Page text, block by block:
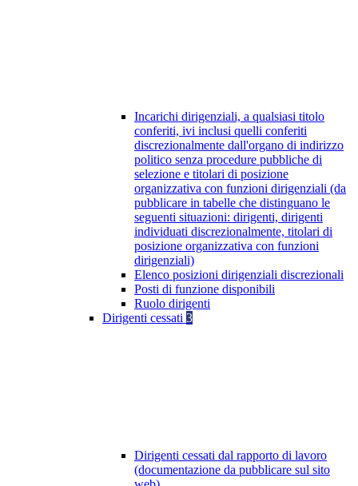
Incarichi dirigenziali, a qualsiasi titolo
conferiti, ivi inclusi quelli conferiti
discrezionalmente dall'organo di indirizzo
politico senza procedure pubbliche di
selezione e titolari di posizione
organizzativa con funzioni dirigenziali (da
pubblicare in tabelle che distinguano le
seguenti situazioni: dirigenti, dirigenti
individuati discrezionalmente, titolari di
posizione organizzativa con funzioni
dirigenziali)
Elenco posizioni dirigenziali discrezionali
Posti di funzione disponibili
Ruolo dirigenti
Dirigenti cessati 3
Dirigenti cessati dal rapporto di lavoro
(documentazione da pubblicare sul sito